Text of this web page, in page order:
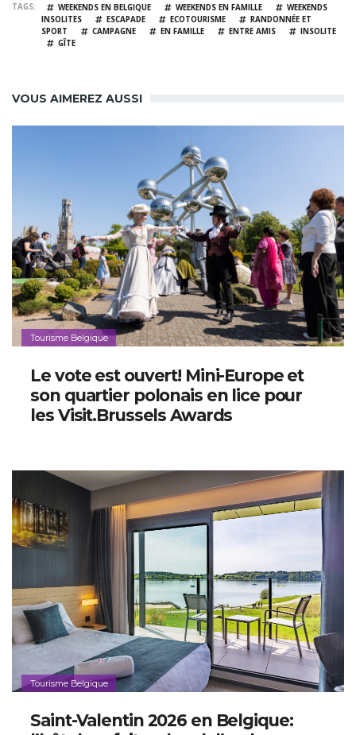
TAGS WEEKENDS EN BELGIQUE WEEKENDS EN FAMILLE
WEEKENDS
INSOLITES
ESCAPADE ECOTOURISME
RANDONNÉE ET
SPORT
CAMPAGNE EN FAMILLE ENTRE AMIS
INSOLITE
GÎTE
VOUS AIMEREZ AUSSI
Tourisme Belgique
Le vote est ouvert! Mini-Europe et
son quartier polonais en lice pour
les Visit.Brussels Awards
Tourisme Belgique
Saint-Valentin 2026 en Belgique: